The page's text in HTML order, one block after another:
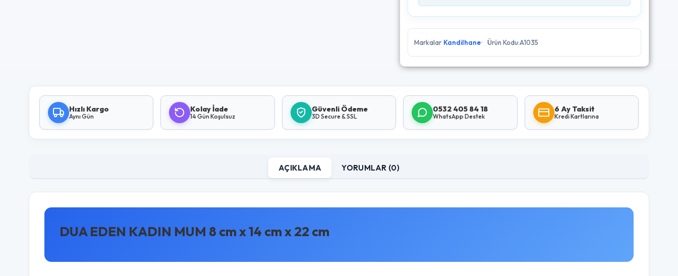
Markalar Kandilhane Ürün Kodu:A1035
Hızlı Kargo
Aynı Gün
Kolay İade
14 Gün Koşulsuz
Güvenli Ödeme
3D Secure & SSL
0532 405 84 18
WhatsApp Destek
6 Ay Taksit
Kredi Kartlarına
AÇIKLAMA YORUMLAR (0)
DUA EDEN KADIN MUM 8 cm x 14 cm x 22 cm